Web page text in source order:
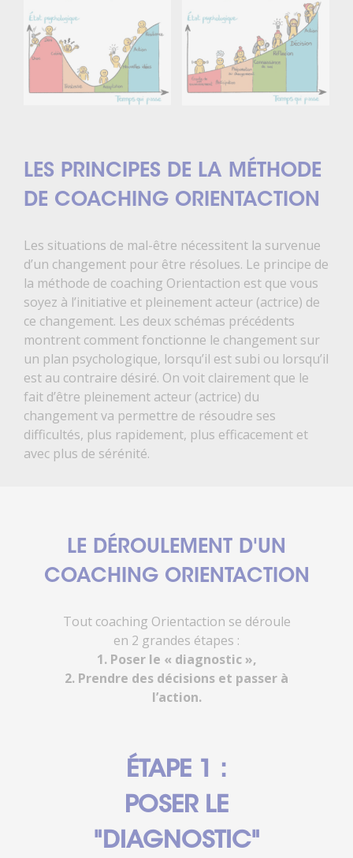
LES PRINCIPES DE LA MÉTHODE
DE COACHING ORIENTACTION
Les situations de mal-être nécessitent la survenue
d’un changement pour être résolues. Le principe de
la méthode de coaching Orientaction est que vous
soyez à l’initiative et pleinement acteur (actrice) de
ce changement. Les deux schémas précédents
montrent comment fonctionne le changement sur
un plan psychologique, lorsqu’il est subi ou lorsqu’il
est au contraire désiré. On voit clairement que le
fait d’être pleinement acteur (actrice) du
changement va permettre de résoudre ses
difficultés, plus rapidement, plus efficacement et
avec plus de sérénité.
LE DÉROULEMENT D'UN
COACHING ORIENTACTION
Tout coaching Orientaction se déroule
en 2 grandes étapes :
1. Poser le « diagnostic »,
2. Prendre des décisions et passer à
l’action.
ÉTAPE 1 :
POSER LE
"DIAGNOSTIC"